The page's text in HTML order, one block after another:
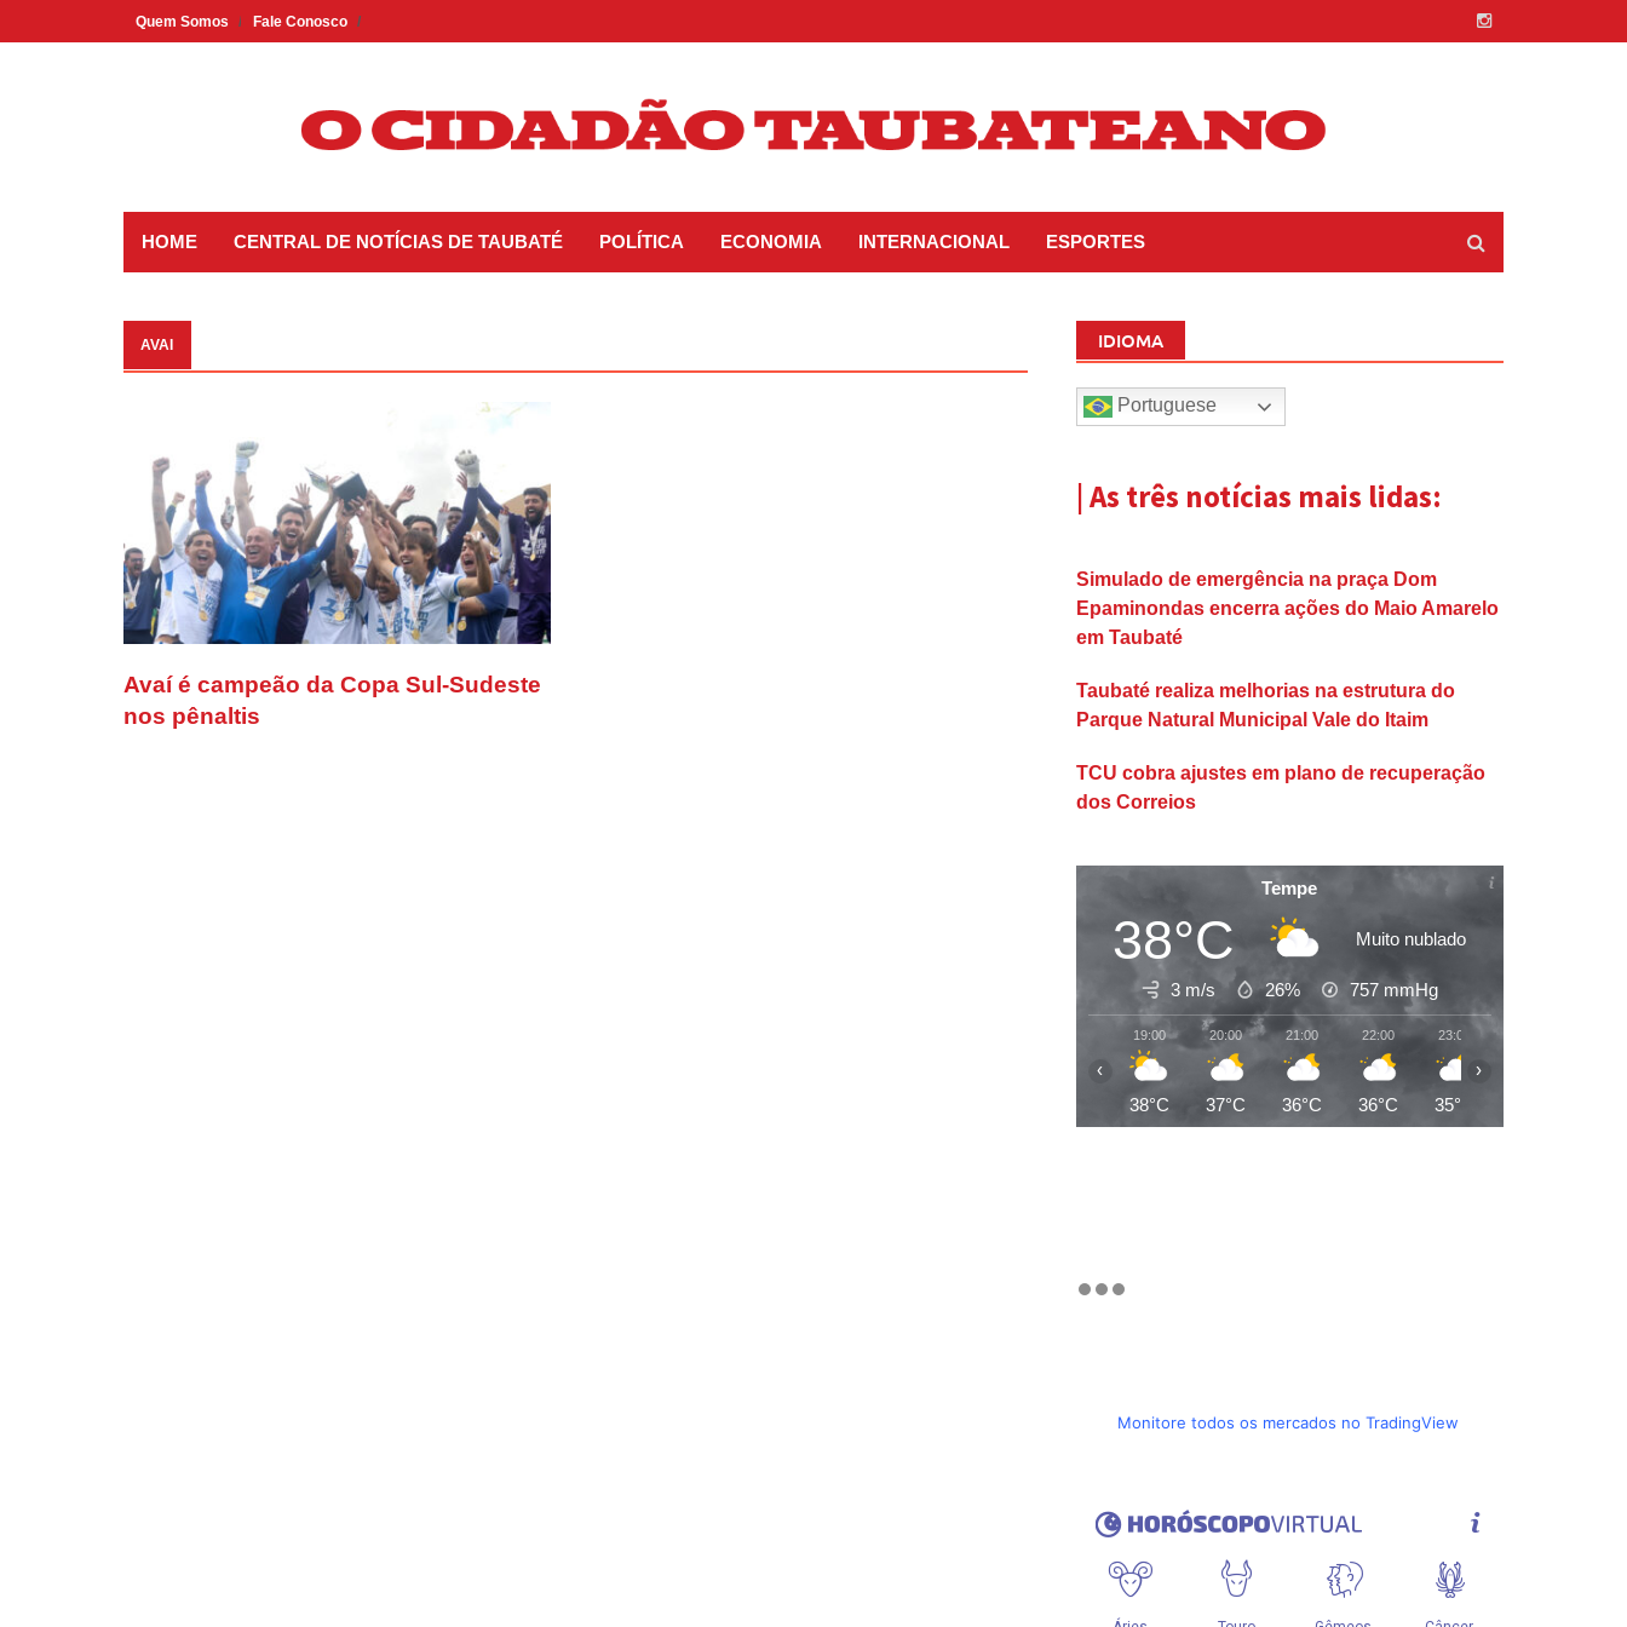
to
Quem Somos Fale Conosco
HOME CENTRAL DE NOTÍCIAS DE TAUBATÉ POLÍTICA ECONOMIA INTERNACIONAL ESPORTES
AVAI
Avaí é campeão da Copa Sul-Sudeste
nos pênaltis
IDIOMA
Portuguese
| As três notícias mais lidas:
Simulado de emergência na praça Dom
Epaminondas encerra ações do Maio Amarelo
em Taubaté
Taubaté realiza melhorias na estrutura do
Parque Natural Municipal Vale do Itaim
TCU cobra ajustes em plano de recuperação
dos Correios
Tempe
38°C Muito nublado
3 m/s 26% 757 mmHg
19:00
38°C
20:00
37°C
21:00
36°C
22:00
36°C
23:00
35°C
‹ ›
Monitore todos os mercados no TradingView